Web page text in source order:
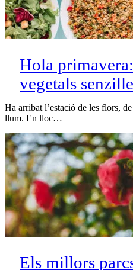
Hola
vegetals
Ha arribat l’estació de les flors,
llum. En lloc…
Els millors